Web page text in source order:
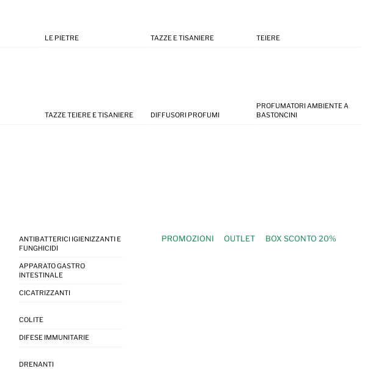
LE PIETRE TAZZE E TISANIERE TEIERE
TAZZE TEIERE E TISANIERE DIFFUSORI PROFUMI
PROFUMATORI AMBIENTE A
BASTONCINI
ANTIBATTERICI IGIENIZZANTI E
FUNGHICIDI
APPARATO GASTRO
INTESTINALE
CICATRIZZANTI
COLITE
DIFESE IMMUNITARIE
DRENANTI
PROMOZIONI OUTLET BOX SCONTO 20%